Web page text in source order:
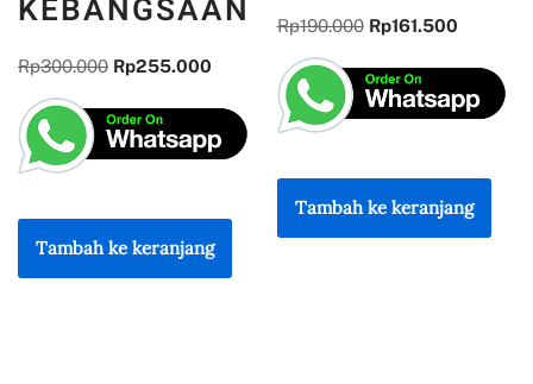
Penerapan
Hukum di
Indonesia
Rp190.000 Rp161.500
Pasar Modal
Rp110.000 Rp93.500